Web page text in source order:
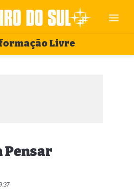
Livre
Pensar